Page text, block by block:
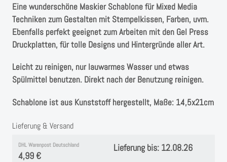
Weihnachten
SALE
Instagram
Kranzliebe
Eine wunderschöne Maskier Schablone für Mixed Media
Techniken zum Gestalten mit Stempelkissen, Farben, uvm.
Ebenfalls perfekt geeignet zum Arbeiten mit den Gel Press
Druckplatten, für tolle Designs und Hintergründe aller Art.
Leicht zu reinigen, nur lauwarmes Wasser und etwas
Spülmittel benutzen. Direkt nach der Benutzung reinigen.
Schablone ist aus Kunststoff hergestellt, Maße: 14,5x21cm
Lieferung & Versand
DHL Warenpost Deutschland
4,99 €
Lieferung bis: 12.08.26